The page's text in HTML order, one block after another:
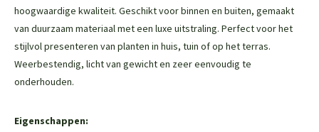
hoogwaardige kwaliteit. Geschikt voor binnen en buiten, gemaakt
van duurzaam materiaal met een luxe uitstraling. Perfect voor het
stijlvol presenteren van planten in huis, tuin of op het terras.
Weerbestendig, licht van gewicht en zeer eenvoudig te
onderhouden.
Eigenschappen: